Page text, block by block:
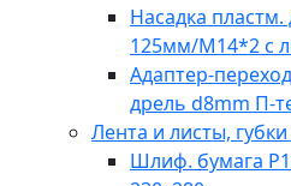
Насадка
125мм/М14*2 с
Адаптер-
дрель d8mm П-
Лента и листы,
Шлиф. бумага